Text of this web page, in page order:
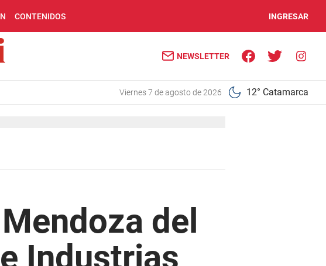
CONTENIDOS INGRESAR
NEWSLETTER
viernes 7 de agosto de 2026 12° Catamarca
del
Industrias